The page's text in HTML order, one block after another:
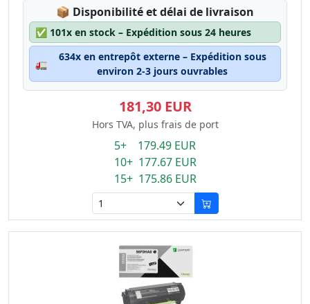
📦 Lagerstatus:
Disponibilité et délai de livraison
✅ 101x en stock – Expédition sous 24 heures
🚛
634x en entrepôt externe – Expédition sous
environ 2-3 jours ouvrables
181,30 EUR
Hors TVA, plus frais de port
5+ 179.49 EUR
10+ 177.67 EUR
15+ 175.86 EUR